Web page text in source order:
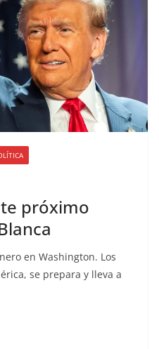
próximo
en Washington. Los
se prepara y lleva a